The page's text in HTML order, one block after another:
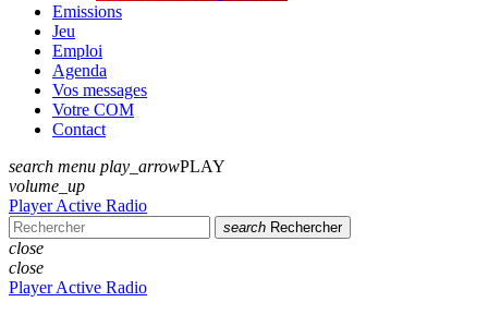
Emissions
Jeu
Emploi
Agenda
Vos messages
Votre COM
Contact
search menu play_arrowPLAY
volume_up
Player Active Radio
search Rechercher
close
close
Player Active Radio